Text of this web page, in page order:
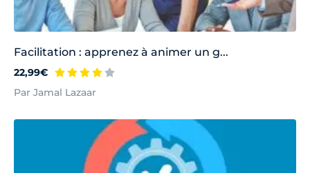
Facilitation : apprenez à animer un g...
22,99€
Par Jamal Lazaar